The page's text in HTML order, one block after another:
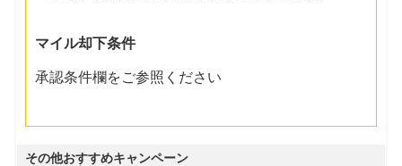
マイル却下条件
承認条件欄をご参照ください
その他おすすめキャンペーン